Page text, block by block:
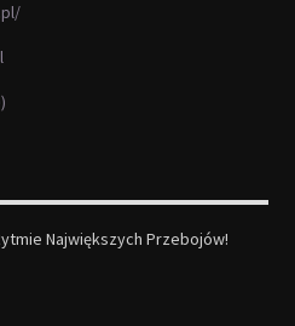
Największych Przebojów!